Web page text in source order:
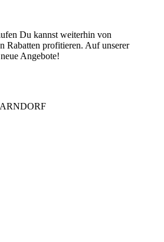
Du kannst weiterhin von
Rabatten profitieren. Auf unserer
Angebote!